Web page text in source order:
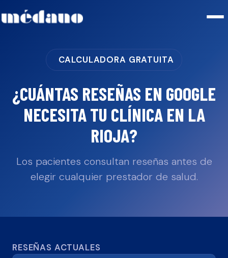
CALCULADORA GRATUITA
¿CUÁNTAS RESEÑAS EN GOOGLE
NECESITA TU CLÍNICAEN LA
RIOJA?
Los pacientes consultan reseñas antes de
elegir cualquier prestador de salud.
Calculadora de reseñas
RESEÑAS ACTUALES